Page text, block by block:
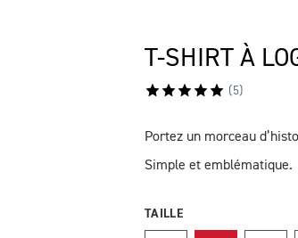
T-SHIRT À
( 5)
DESCRIPTION
Portez un morceau
Simple et emblématique.
TAILLE